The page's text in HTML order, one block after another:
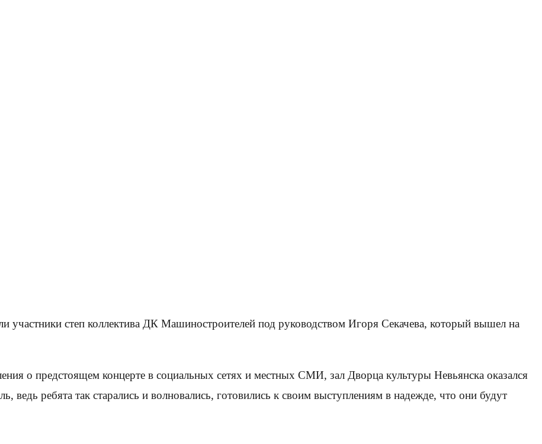
участники степ коллектива ДК Машиностроителей под руководством Игоря Секачева, который вышел на
о предстоящем концерте в социальных сетях и местных СМИ, зал Дворца культуры Невьянска оказался
ведь ребята так старались и волновались, готовились к своим выступлениям в надежде, что они будут